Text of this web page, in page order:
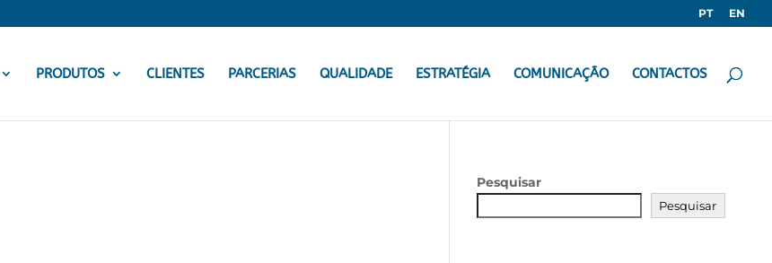
PT EN
PRODUTOS CLIENTES PARCERIAS QUALIDADE ESTRATÉGIA COMUNICAÇÃO CONTACTOS
Pesquisar
Pesquisar